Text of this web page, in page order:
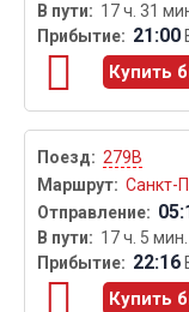
17 ч. 31
21:00
Купить
279В
Санкт-
17 ч. 5 мин.
22:16
Купить